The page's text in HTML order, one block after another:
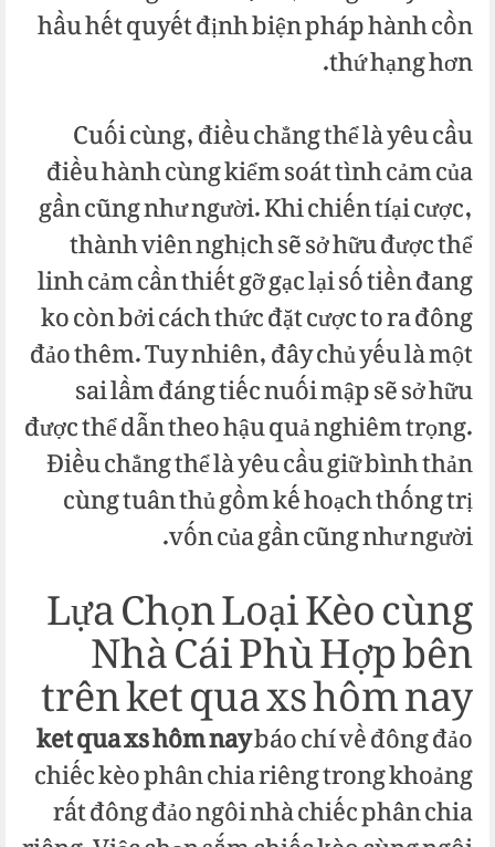
hầu hết quyết định biện pháp hành cồn
thứ hạng hơn.
Cuối cùng, điều chẳng thể là yêu cầu
điều hành cùng kiểm soát tình cảm của
gần cũng như người. Khi chiến tíại cược,
thành viên nghịch sẽ sở hữu được thể
linh cảm cần thiết gỡ gạc lại số tiền đang
ko còn bởi cách thức đặt cược to ra đông
đảo thêm. Tuy nhiên, đây chủ yếu là một
sai lầm đáng tiếc nuối mập sẽ sở hữu
được thể dẫn theo hậu quả nghiêm trọng.
Điều chẳng thể là yêu cầu giữ bình thản
cùng tuân thủ gồm kế hoạch thống trị
vốn của gần cũng như người.
Lựa Chọn Loại Kèo cùng
Nhà Cái Phù Hợp bên
trên ket qua xs hôm nay
ket qua xs hôm naybáo chí về đông đảo
chiếc kèo phân chia riêng trong khoảng
rất đông đảo ngôi nhà chiếc phân chia